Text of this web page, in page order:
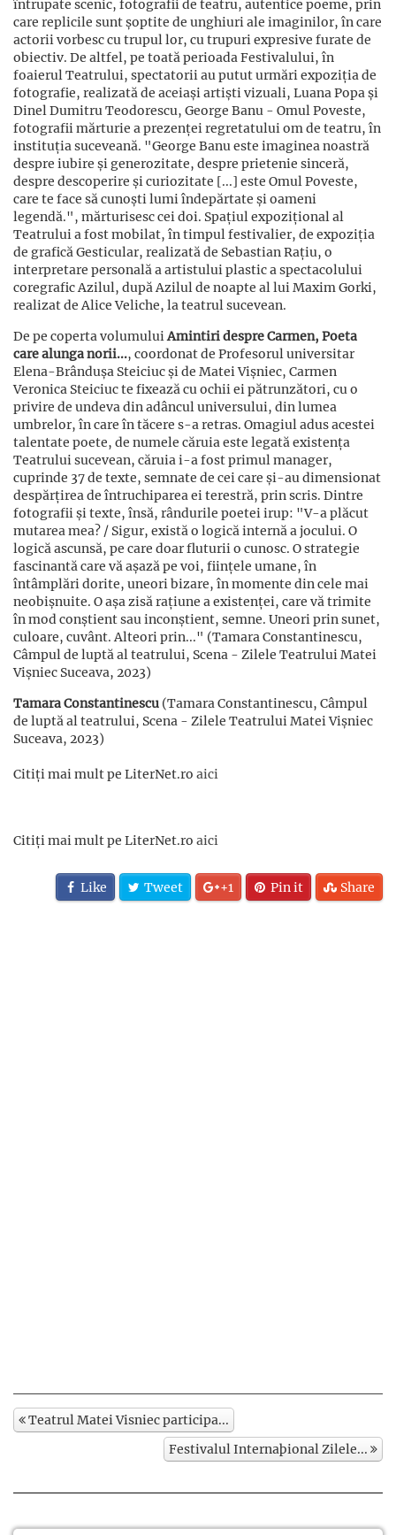
întrupate scenic, fotografii de teatru, autentice poeme, prin
care replicile sunt șoptite de unghiuri ale imaginilor, în care
actorii vorbesc cu trupul lor, cu trupuri expresive furate de
obiectiv. De altfel, pe toată perioada Festivalului, în
foaierul Teatrului, spectatorii au putut urmări expoziția de
fotografie, realizată de aceiași artiști vizuali, Luana Popa și
Dinel Dumitru Teodorescu, George Banu - Omul Poveste,
fotografii mărturie a prezenței regretatului om de teatru, în
instituția suceveană. "George Banu este imaginea noastră
despre iubire și generozitate, despre prietenie sinceră,
despre descoperire și curiozitate [...] este Omul Poveste,
care te face să cunoști lumi îndepărtate și oameni
legendă.", mărturisesc cei doi. Spațiul expozițional al
Teatrului a fost mobilat, în timpul festivalier, de expoziția
de grafică Gesticular, realizată de Sebastian Rațiu, o
interpretare personală a artistului plastic a spectacolului
coregrafic Azilul, după Azilul de noapte al lui Maxim Gorki,
realizat de Alice Veliche, la teatrul sucevean.
De pe coperta volumuluiAmintiri despre Carmen, Poeta
care alunga norii..., coordonat de Profesorul universitar
Elena-Brândușa Steiciuc și de Matei Vișniec, Carmen
Veronica Steiciuc te fixează cu ochii ei pătrunzători, cu o
privire de undeva din adâncul universului, din lumea
umbrelor, în care în tăcere s-a retras. Omagiul adus acestei
talentate poete, de numele căruia este legată existența
Teatrului sucevean, căruia i-a fost primul manager,
cuprinde 37 de texte, semnate de cei care și-au dimensionat
despărțirea de întruchiparea ei terestră, prin scris. Dintre
fotografii și texte, însă, rândurile poetei irup: "V-a plăcut
mutarea mea? / Sigur, există o logică internă a jocului. O
logică ascunsă, pe care doar fluturii o cunosc. O strategie
fascinantă care vă așază pe voi, ființele umane, în
întâmplări dorite, uneori bizare, în momente din cele mai
neobișnuite. O așa zisă rațiune a existenței, care vă trimite
în mod conștient sau inconștient, semne. Uneori prin sunet,
culoare, cuvânt. Alteori prin..." (Tamara Constantinescu,
Câmpul de luptă al teatrului, Scena - Zilele Teatrului Matei
Vișniec Suceava, 2023)
Tamara Constantinescu (Tamara Constantinescu, Câmpul
de luptă al teatrului, Scena - Zilele Teatrului Matei Vișniec
Suceava, 2023)
Citiți mai mult pe LiterNet.ro aici
Citiți mai mult pe LiterNet.ro aici
Like Tweet +1 Pin it Share
Teatrul Matei Visniec participa...
Festivalul Internaþional Zilele...